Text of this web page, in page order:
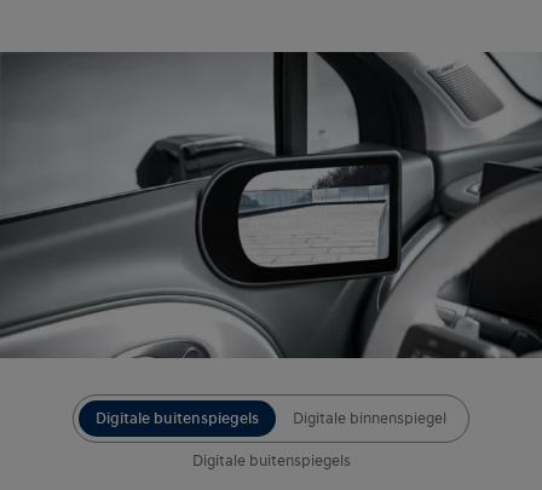
Digitale buitenspiegels Digitale binnenspiegel
Digitale buitenspiegels